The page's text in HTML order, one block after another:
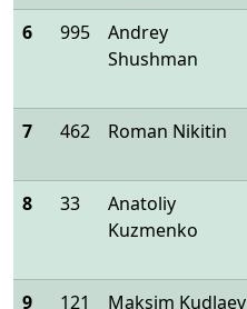
6
995
Andrey
Shushman
7
462 Roman Nikitin
8
33
Anatoliy
Kuzmenko
9
121 Maksim Kudlaev